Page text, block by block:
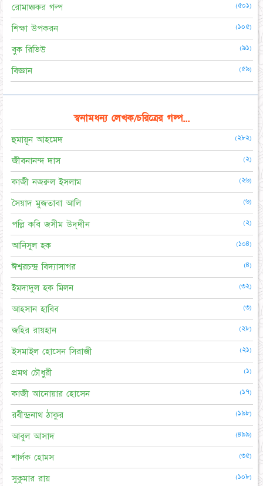
রোমাঞ্চকর গল্প (৫০১)
শিক্ষা উপকরন (১০৫)
বুক রিভিউ (৯১)
বিজ্ঞান (৫৯)
স্বনামধন্য লেখক/চরিত্রের গল্প...
হুমায়ূন আহমেদ (২৮২)
জীবনানন্দ দাস (২)
কাজী নজরুল ইসলাম (২৬)
সৈয়াদ মুজতাবা আলি (৬)
পল্লি কবি জসীম উদ্‌দীন (২)
আনিসুল হক (১০৪)
ঈশ্বরচন্দ্র বিদ্যাসাগর (৪)
ইমদাদুল হক মিলন (৩২)
আহসান হাবিব (৩)
জহির রায়হান (২৮)
ইসমাইল হোসেন সিরাজী (২১)
প্রমথ চৌধুরী (১)
কাজী আনোয়ার হোসেন (১৭)
রবীন্দ্রনাথ ঠাকুর (১৯৮)
আবুল আসাদ (৪৯৯)
শার্লক হোমস (৩৫)
সুকুমার রায় (১০৮)